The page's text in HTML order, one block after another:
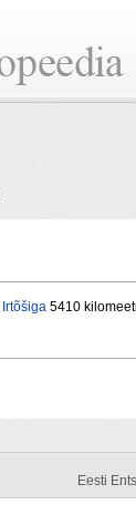
Irtõšiga 5410
Eesti